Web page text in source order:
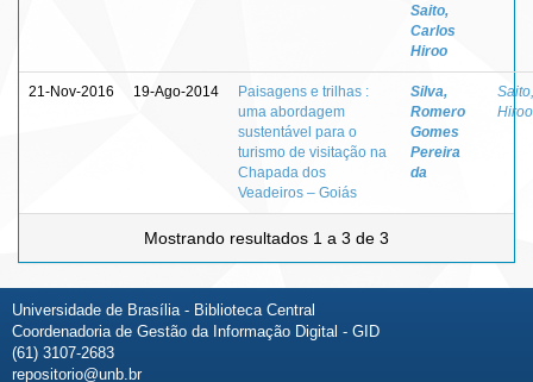
Saito,
Carlos
Hiroo
21-Nov-2016 19-Ago-2014
Paisagens e trilhas :
uma abordagem
sustentável para o
turismo de visitação na
Chapada dos
Veadeiros – Goiás
Silva,
Romero
Gomes
Pereira
da
Hiroo
Mostrando resultados 1 a 3 de 3
Universidade de Brasília - Biblioteca Central
Coordenadoria de Gestão da Informação Digital - GID
(61) 3107-2683
repositorio@unb.br